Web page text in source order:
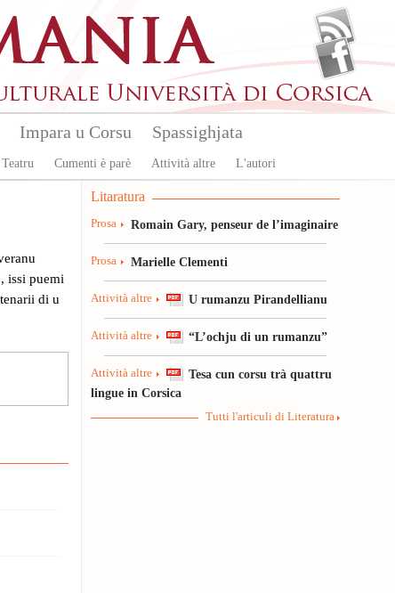
Teatru Cumenti è parè Attività altre L'autori
Impara u Corsu Spassighjata
issi puemi
di u
Litaratura
Prosa Romain Gary, penseur de l’imaginaire
Prosa Marielle Clementi
Attività altre U rumanzu Pirandellianu
Attività altre “L’ochju di un rumanzu”
Attività altre
Tesa cun corsu trà quattru
lingue in Corsica
Tutti l'articuli di Literatura